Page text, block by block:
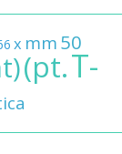
x mm 50
(pt.T-